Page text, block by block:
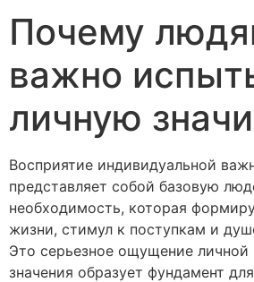
Почему
важно
личную
Восприятие индивидуальной
представляет собой базовую
необходимость, которая
жизни, стимул к поступкам и
Это серьезное ощущение личной
значения образует фундамент